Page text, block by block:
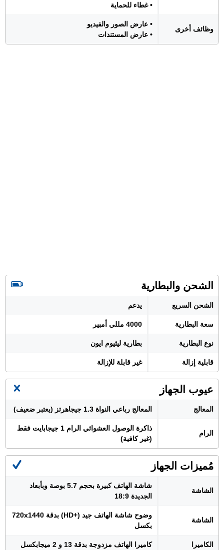
• غطاء للحماية
وظائف أخرى
• عارض الصور والفيديو
• عارض المستندات
الشحن والبطارية
الشحن السريع يدعم
سعة البطارية 4000 مللي أمبير
نوع البطارية بطارية ليثيوم ايون
قابلية إزالة غير قابلة للإزالة
عيوب الجهاز
المعالج المعالج رباعي النواة 1.3 جيجاهرتز (يعتبر ضعيف)
الرام
ذاكرة الوصول العشوائي الرام 1 جيجابايت فقط
(غير كافية)
مُميزات الجهاز
الشاشة
شاشة الهاتف كبيرة بحجم 5.7 بوصة وبأبعاد
الجديدة 18:9
الشاشة
وضوح شاشة الهاتف جيد (+HD) بدقة 720x1440
بكسل
الكاميرا كاميرا الهاتف مزدوجة بدقة 13 و 2 ميجابكسل